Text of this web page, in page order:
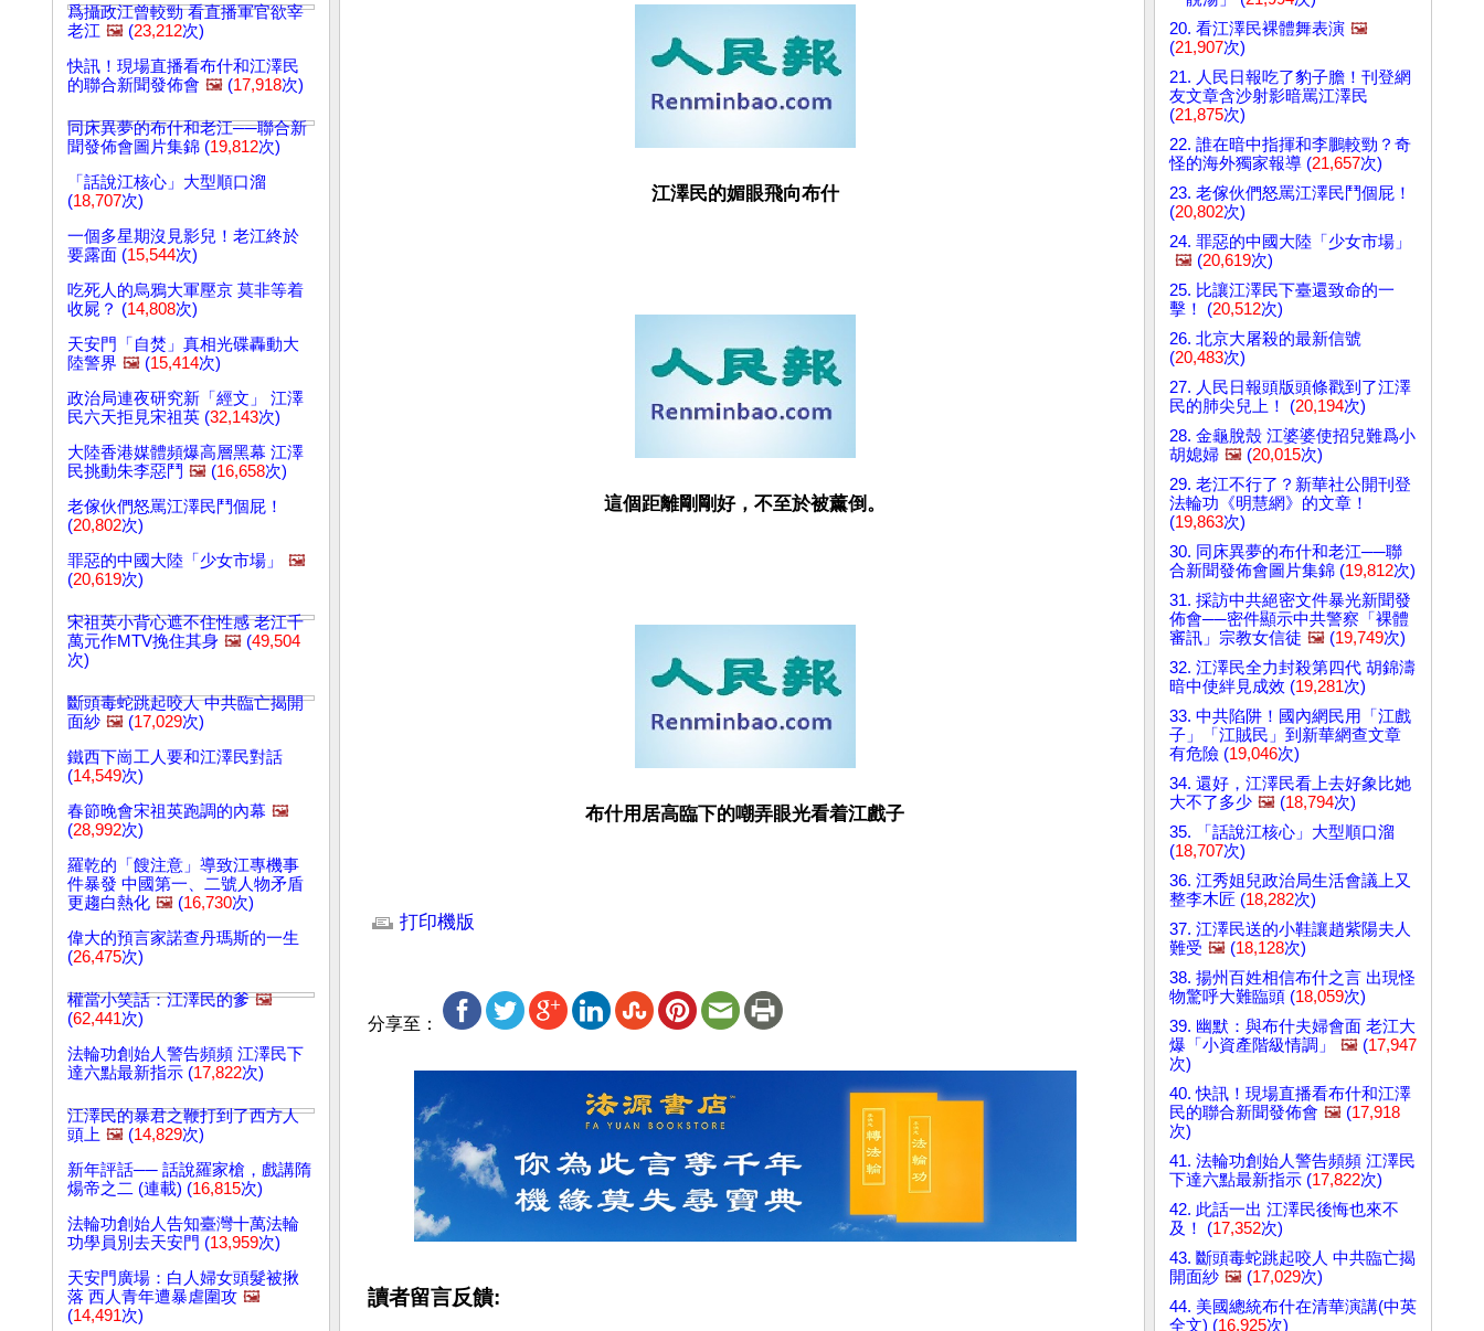
爲攝政江曾較勁 看直播軍官欲宰
老江 🖼️ (23,212次)
快訊！現場直播看布什和江澤民
的聯合新聞發佈會 🖼️ (17,918次)
同床異夢的布什和老江──聯合新
聞發佈會圖片集錦 (19,812次)
「話說江核心」大型順口溜
(18,707次)
一個多星期沒見影兒！老江終於
要露面 (15,544次)
吃死人的烏鴉大軍壓京 莫非等着
收屍？ (14,808次)
天安門「自焚」真相光碟轟動大
陸警界 🖼️ (15,414次)
政治局連夜研究新「經文」 江澤
民六天拒見宋祖英 (32,143次)
大陸香港媒體頻爆高層黑幕 江澤
民挑動朱李惡鬥 🖼️ (16,658次)
老傢伙們怒罵江澤民鬥個屁！
(20,802次)
罪惡的中國大陸「少女市場」
🖼️
(20,619次)
宋祖英小背心遮不住性感 老江千
萬元作MTV挽住其身 🖼️ (49,504
次)
斷頭毒蛇跳起咬人 中共臨亡揭開
面紗 🖼️ (17,029次)
鐵西下崗工人要和江澤民對話
(14,549次)
春節晚會宋祖英跑調的內幕 🖼️
(28,992次)
羅乾的「餿注意」導致江專機事
件暴發 中國第一、二號人物矛盾
更趨白熱化 🖼️ (16,730次)
偉大的預言家諾查丹瑪斯的一生
(26,475次)
權當小笑話：江澤民的爹 🖼️
(62,441次)
法輪功創始人警告頻頻 江澤民下
達六點最新指示 (17,822次)
江澤民的暴君之鞭打到了西方人
頭上 🖼️ (14,829次)
新年評話── 話說羅家槍，戲講隋
煬帝之二 (連載) (16,815次)
法輪功創始人告知臺灣十萬法輪
功學員別去天安門 (13,959次)
天安門廣場：白人婦女頭髮被揪
落 西人青年遭暴虐圍攻 🖼️
(14,491次)
江澤民的媚眼飛向布什
這個距離剛剛好，不至於被薰倒。
布什用居高臨下的嘲弄眼光看着江戲子
打印機版
分享至：
讀者留言反饋:
20. 看江澤民裸體舞表演 🖼️
(21,907次)
21. 人民日報吃了豹子膽！刊登網
友文章含沙射影暗罵江澤民
(21,875次)
22. 誰在暗中指揮和李鵬較勁？奇
怪的海外獨家報導 (21,657次)
23. 老傢伙們怒罵江澤民鬥個屁！
(20,802次)
24. 罪惡的中國大陸「少女市場」
🖼️ (20,619次)
25. 比讓江澤民下臺還致命的一
擊！ (20,512次)
26. 北京大屠殺的最新信號
(20,483次)
27. 人民日報頭版頭條戳到了江澤
民的肺尖兒上！ (20,194次)
28. 金龜脫殼 江婆婆使招兒難爲小
胡媳婦 🖼️ (20,015次)
29. 老江不行了？新華社公開刊登
法輪功《明慧網》的文章！
(19,863次)
30. 同床異夢的布什和老江──聯
合新聞發佈會圖片集錦 (19,812次)
31. 採訪中共絕密文件暴光新聞發
佈會──密件顯示中共警察「裸體
審訊」宗教女信徒 🖼️ (19,749次)
32. 江澤民全力封殺第四代 胡錦濤
暗中使絆見成效 (19,281次)
33. 中共陷阱！國內網民用「江戲
子」「江賊民」到新華網查文章
有危險 (19,046次)
34. 還好，江澤民看上去好象比她
大不了多少 🖼️ (18,794次)
35. 「話說江核心」大型順口溜
(18,707次)
36. 江秀姐兒政治局生活會議上又
整李木匠 (18,282次)
37. 江澤民送的小鞋讓趙紫陽夫人
難受 🖼️ (18,128次)
38. 揚州百姓相信布什之言 出現怪
物驚呼大難臨頭 (18,059次)
39. 幽默：與布什夫婦會面 老江大
爆「小資產階級情調」
🖼️ (17,947
次)
40. 快訊！現場直播看布什和江澤
民的聯合新聞發佈會 🖼️ (17,918
次)
41. 法輪功創始人警告頻頻 江澤民
下達六點最新指示 (17,822次)
42. 此話一出 江澤民後悔也來不
及！ (17,352次)
43. 斷頭毒蛇跳起咬人 中共臨亡揭
開面紗 🖼️ (17,029次)
44. 美國總統布什在清華演講(中英
全文) (16,925次)